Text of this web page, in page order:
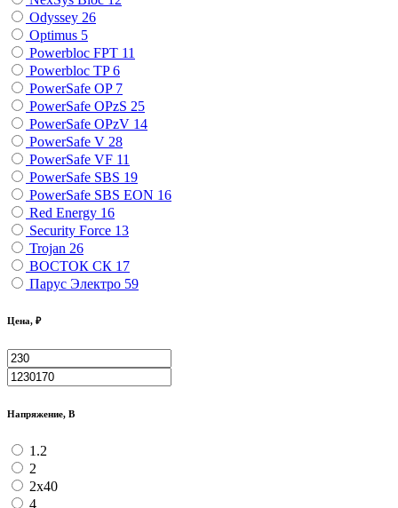
Odyssey 26
Optimus 5
Powerbloc FPT 11
Powerbloc TP6
PowerSafe OP 7
PowerSafe OPzS 25
PowerSafe OPzV 14
PowerSafe V 28
PowerSafe VF 11
PоwerSafe SBS 19
PоwerSafe SBS EON 16
Red Energy 16
Security Force 13
Trojan 26
ВОСТОК СК 17
Парус Электро 59
Цена, ₽
Напряжение, В
1.2
2
2х40
4